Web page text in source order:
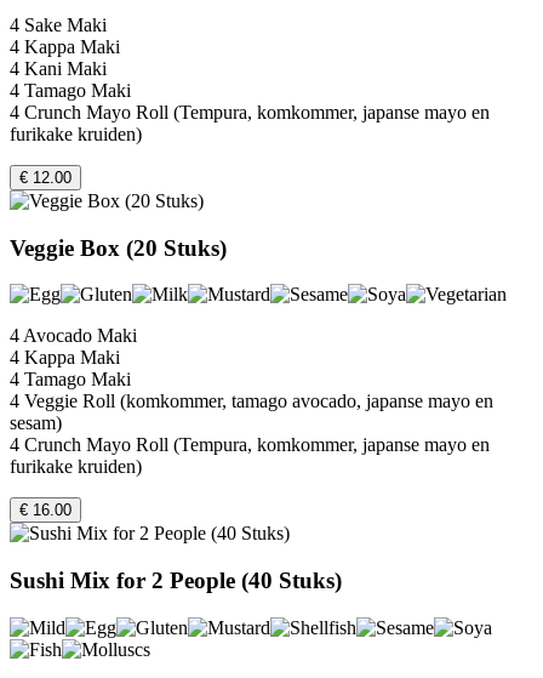
4 Sake Maki
4 Kappa Maki
4 Kani Maki
4 Tamago Maki
4 Crunch Mayo Roll (Tempura, komkommer, japanse mayo en
furikake kruiden)
€ 12.00
Veggie Box (20 Stuks)
4 Avocado Maki
4 Kappa Maki
4 Tamago Maki
4 Veggie Roll (komkommer, tamago avocado, japanse mayo en
sesam)
4 Crunch Mayo Roll (Tempura, komkommer, japanse mayo en
furikake kruiden)
€ 16.00
Sushi Mix for 2 People (40 Stuks)